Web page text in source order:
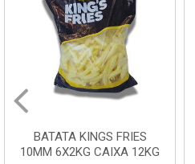
9MM 6X2.5KG CX 15KG